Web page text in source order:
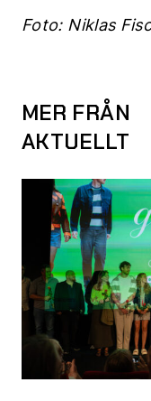
Foto: Niklas
MER FRÅN
AKTUELLT